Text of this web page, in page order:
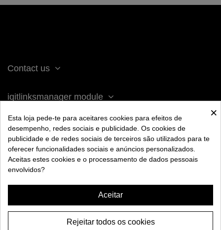
Contact us
iqitlinksmanager module
ACERCA DE BENGALA
AYUDA
INFORMACIÓN
×
Esta loja pede-te para aceitares cookies para efeitos de
desempenho, redes sociais e publicidade. Os cookies de
publicidade e de redes sociais de terceiros são utilizados para te
oferecer funcionalidades sociais e anúncios personalizados.
Aceitas estes cookies e o processamento de dados pessoais
envolvidos?
Aceitar
Rejeitar todos os cookies